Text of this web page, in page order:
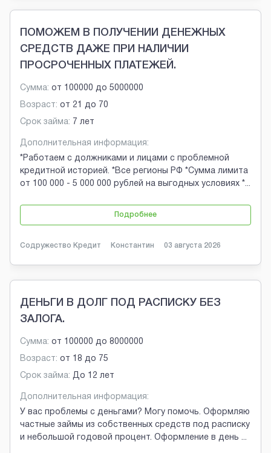
ПОМОЖЕМ В ПОЛУЧЕНИИ ДЕНЕЖНЫХ
СРЕДСТВ ДАЖЕ ПРИ НАЛИЧИИ
ПРОСРОЧЕННЫХ ПЛАТЕЖЕЙ.
Сумма: от 100000 до 5000000
Возраст: от 21 до 70
Срок займа: 7 лет
Дополнительная информация:
*Работаем с должниками и лицами с проблемной
кредитной историей. *Все регионы РФ *Сумма лимита
от 100 000 - 5 000 000 рублей на выгодных условиях *...
Подробнее
Содружество Кредит Константин 03 августа 2026
ДЕНЬГИ В ДОЛГ ПОД РАСПИСКУ БЕЗ
ЗАЛОГА.
Сумма: от 100000 до 8000000
Возраст: от 18 до 75
Срок займа: До 12 лет
Дополнительная информация:
У вас проблемы с деньгами? Могу помочь. Оформляю
частные займы из собственных средств под расписку
и небольшой годовой процент. Оформление в день ...